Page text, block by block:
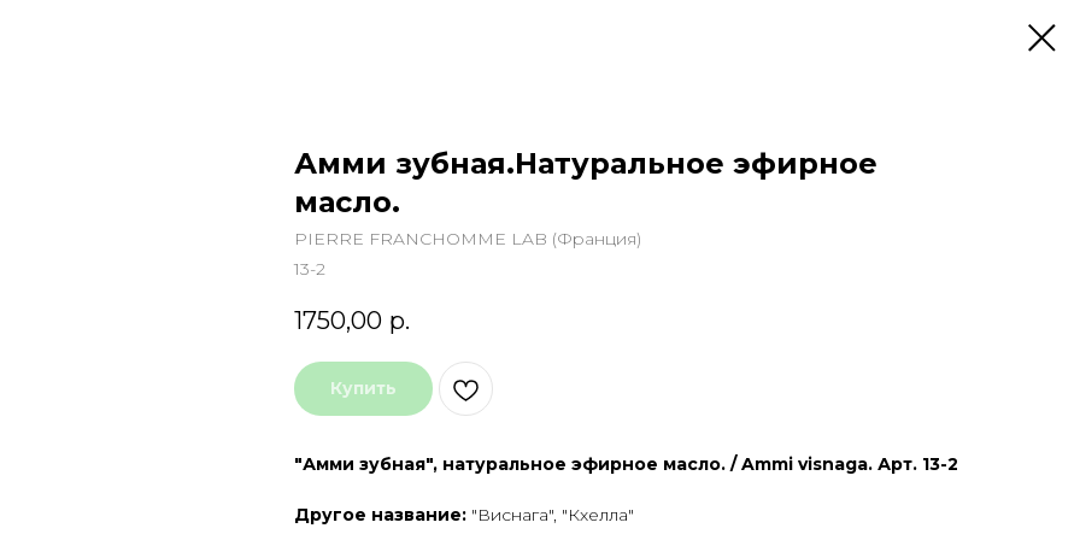
Амми зубная.Натуральное эфирное
масло.
PIERRE FRANCHOMME LAB (Франция)
13-2
1750,00 р.
Купить
"Амми зубная", натуральное эфирное масло. / Ammi visnaga. Арт. 13-2
Другое название: "Виснага", "Кхелла"